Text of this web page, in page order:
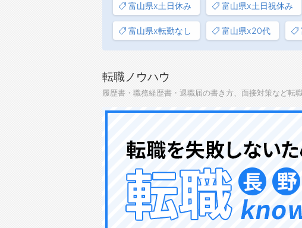
富山県x土日休み 富山県x土日祝休み
富山県x転勤なし 富山県x20代
転職ノウハウ
履歴書・職務経歴書・退職届の書き方、面接対策など転